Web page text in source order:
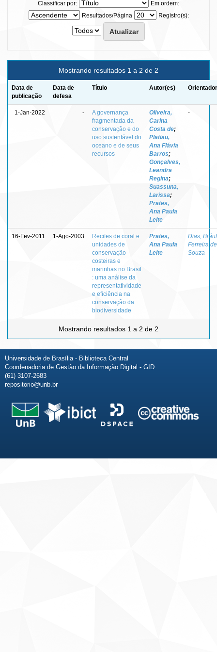
Classificar por:
Em ordem:
Resultados/Página
Registro(s):
Mostrando resultados 1 a 2 de 2
Data de
publicação
Data de
defesa
Título Autor(es)
1-Jan-2022 -
A governança
fragmentada da
conservação e do
uso sustentável do
oceano e de seus
recursos
Oliveira,
Carina
Costa de;
Platiau,
Ana Flávia
Barros;
Gonçalves,
Leandra
Regina;
Suassuna,
Larissa;
Prates,
Ana Paula
Leite
-
16-Fev-2011 1-Ago-2003
Recifes de coral e
unidades de
conservação
costeiras e
marinhas no Brasil
: uma análise da
representatividade
e eficiência na
conservação da
biodiversidade
Prates,
Ana Paula
Leite
Dias,
Ferreira de
Souza
Mostrando resultados 1 a 2 de 2
Universidade de Brasília - Biblioteca Central
Coordenadoria de Gestão da Informação Digital - GID
(61) 3107-2683
repositorio@unb.br